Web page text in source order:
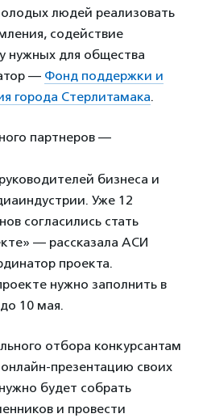
людей реализовать
содействие
нужных для общества
— Фонд поддержки и
города Стерлитамака.
партнеров —
бизнеса и
Уже 12
согласились стать
— рассказала АСИ
проекта.
нужно заполнить в
до 10 мая.
отбора конкурсантам
презентацию своих
будет собрать
и провести